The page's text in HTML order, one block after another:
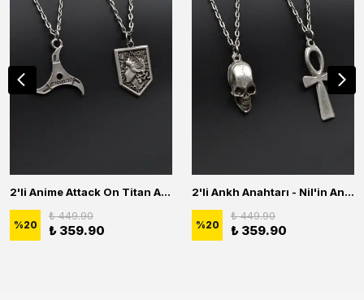
2'li Anime Attack On Titan Acrylic Maria Anime Naruto Erkek Kadın Kolye Seti
%20
₺ 449.90
₺ 359.90
2'li Ankh Anahtarı - Nil'in Anahtarı - Kuru Kafa Erkek Kadın Kolye Seti
%20
₺ 449.90
₺ 359.90